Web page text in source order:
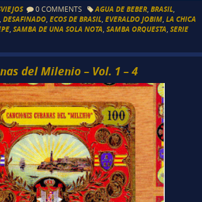
0 COMMENTS AGUA DE BEBER ,BRASIL
,DESAFINADO ,ECOS DE BRASIL ,EVERALDO JOBIM ,LA CHICA
,SAMBA DE UNA SOLA NOTA ,SAMBA ORQUESTA ,SERIE
del Milenio – Vol. 1 – 4